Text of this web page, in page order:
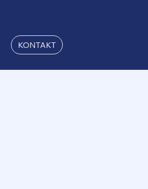
KONTAKT